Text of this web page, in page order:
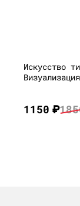
Искусство
1150₽